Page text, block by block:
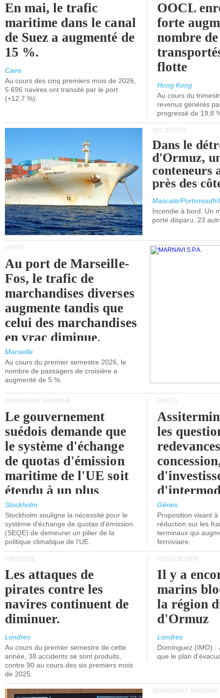
En mai, le trafic
maritime dans le canal
de Suez a augmenté de
15 %.
Caire
Au cours des cinq premiers mois de 2026,
5 696 navires ont transité par le port
(+12,7 %).
OOCL
forte
nombre
flotte
Hong Kong
Au cours du
revenus générés
progressé de 19,8
ACCIDENTS
Dans le
d'Ormuz,
conteneurs
près des
Mascate/
Incendie à bord. Un
porté disparu. 23
PORTS
Au port de Marseille-
Fos, le trafic de
marchandises diverses
augmente tandis que
celui des marchandises
en vrac diminue.
Marseille
Au cours du premier semestre 2026, le
nombre de passagers de croisière a
augmenté de 5 %.
TRANSPORT MARITIME
Le gouvernement
suédois demande que
le système d'échange
de quotas d'émission
maritime de l'UE soit
étendu à un plus
grand nombre de
navires.
Stockholm
Stockholm souligne la nécessité pour le
système d'échange de quotas d'émission
(SEQE) de demeurer un pilier de la
politique climatique de l'UE.
PORTS
les
l'attention
politiciens.
Gênes
Proposition visant
réduction sur les
terminaux qui
ferroviaire.
PIRATERIE
Les attaques de
pirates contre les
navires continuent de
diminuer.
Londres
Au cours du premier semestre de cette
année, 38 accidents se sont produits,
contre 90 au cours des six premiers mois
de 2025.
GENS DE MER
Il y a
marins
la région
d'Ormuz
Londres
Dominguez (IMO) :
que le plan
TRANSPORT MARITIME